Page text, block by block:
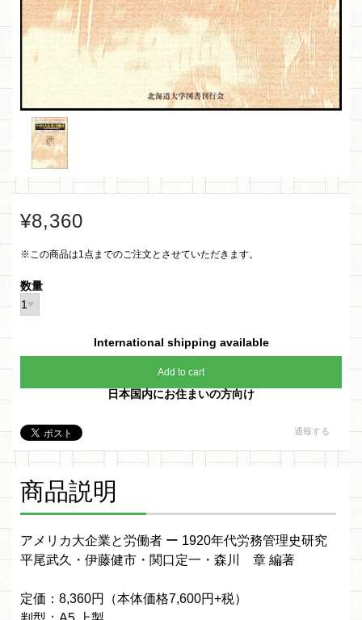
¥8,360
※この商品は1点までのご注文とさせていただきます。
数量
International shipping available
Add to cart
日本国内にお住まいの方向け
通報する
商品説明
アメリカ大企業と労働者 ー 1920年代労務管理史研究
平尾武久・伊藤健市・関口定一・森川 章 編著
定価：8,360円（本体価格7,600円+税）